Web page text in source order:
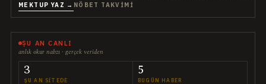
MEKTUP YAZ → NÖBET TAKVIMI
ŞU AN CANLI
anlık okur nabzı · gerçek veriden
3
ŞU AN SITEDE
5
BUGÜN HABER